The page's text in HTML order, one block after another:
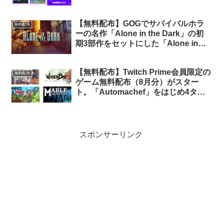
無料配布
【無料配布】GOGでサバイバルホラ
ーの名作「Alone in the Dark」の初
期3部作をセットにした「Alone in
無料配布
【無料配布】Twitch Prime会員限定の
ゲーム無料配布（8月分）がスター
ト。「Automachef」をはじめ4タイ
スポンサーリンク